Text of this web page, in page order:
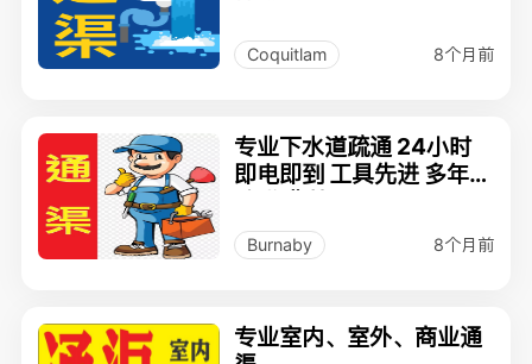
Coquitlam 8个月前
专业下水道疏通 24小时
即电即到 工具先进 多年经
806
Burnaby 8个月前
专业室内、室外、商业通